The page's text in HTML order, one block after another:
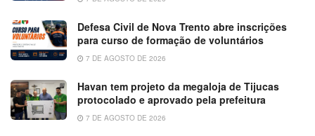
Defesa Civil de Nova Trento abre inscrições
para curso de formação de voluntários
7 DE AGOSTO DE 2026
Havan tem projeto da megaloja de Tijucas
protocolado e aprovado pela prefeitura
7 DE AGOSTO DE 2026